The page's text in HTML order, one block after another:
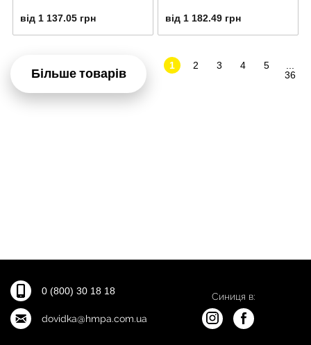
від 1 137.05 грн від 1 182.49 грн
Більше товарів
1 2 3 4 5
36
0 (800) 30 18 18
dovidka@hmpa.com.ua
Синиця в: